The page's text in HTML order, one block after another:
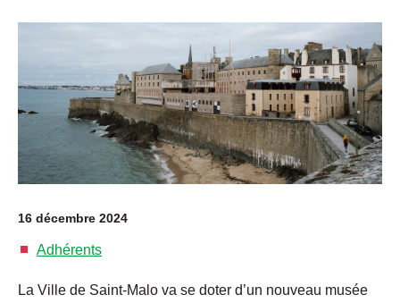
16 décembre 2024
Adhérents
La Ville de Saint-Malo va se doter d’un nouveau musée